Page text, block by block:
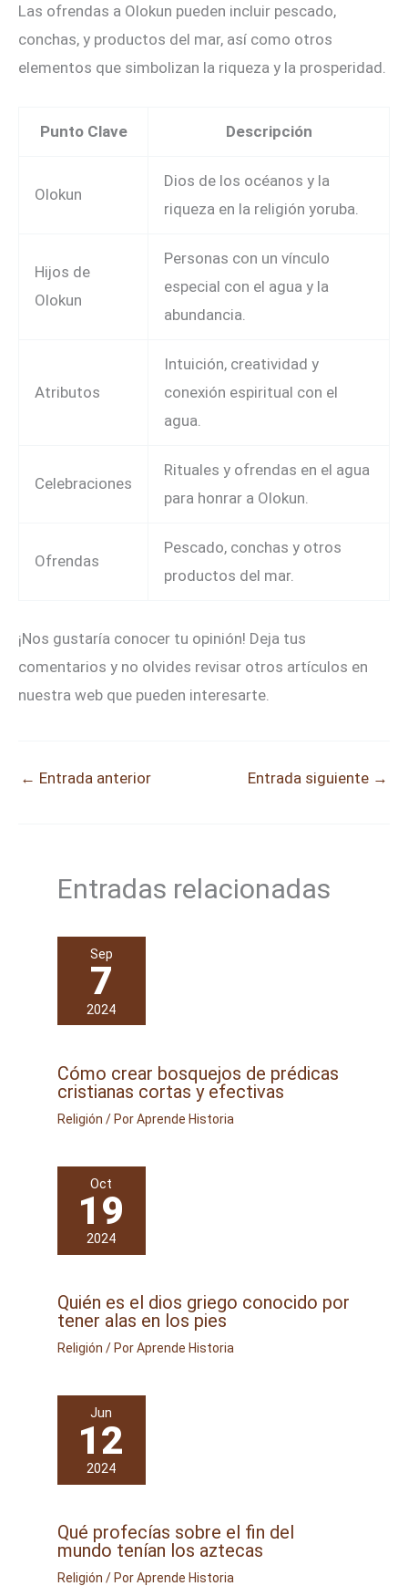
Las ofrendas a Olokun pueden incluir pescado,
conchas, y productos del mar, así como otros
elementos que simbolizan la riqueza y la prosperidad.
Punto Clave Descripción
Olokun
Dios de los océanos y la
riqueza en la religión yoruba.
Hijos de
Olokun
Personas con un vínculo
especial con el agua y la
abundancia.
Atributos
Intuición, creatividad y
conexión espiritual con el
agua.
Celebraciones
Rituales y ofrendas en el agua
para honrar a Olokun.
Ofrendas
Pescado, conchas y otros
productos del mar.
¡Nos gustaría conocer tu opinión! Deja tus
comentarios y no olvides revisar otros artículos en
nuestra web que pueden interesarte.
← Entrada anterior Entrada siguiente →
Entradas relacionadas
Sep
7
2024
Cómo crear bosquejos de prédicas
cristianas cortas y efectivas
Religión / PorAprende Historia
Oct
19
2024
Quién es el dios griego conocido por
tener alas en los pies
Religión / PorAprende Historia
Jun
12
2024
Qué profecías sobre el fin del
mundo tenían los aztecas
Religión / PorAprende Historia